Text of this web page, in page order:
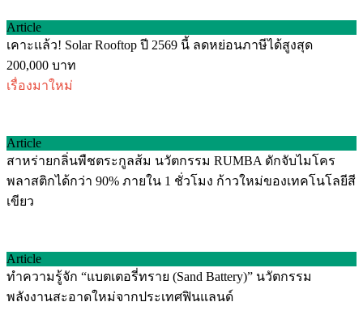
Article
เคาะแล้ว! Solar Rooftop ปี 2569 นี้ ลดหย่อนภาษีได้สูงสุด
200,000 บาท
เรื่องมาใหม่
Article
สาหร่ายกลิ่นพืชตระกูลส้ม นวัตกรรม RUMBA ดักจับไมโคร
พลาสติกได้กว่า 90% ภายใน 1 ชั่วโมง ก้าวใหม่ของเทคโนโลยีสี
เขียว
Article
ทำความรู้จัก “แบตเตอรี่ทราย (Sand Battery)” นวัตกรรม
พลังงานสะอาดใหม่จากประเทศฟินแลนด์